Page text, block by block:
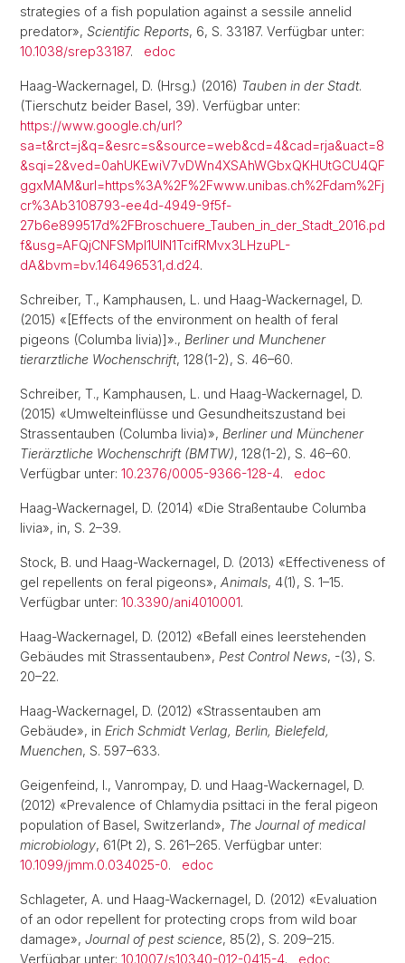
strategies of a fish population against a sessile annelid
predator», Scientific Reports, 6, S. 33187. Verfügbar unter:
10.1038/srep33187. edoc
Haag-Wackernagel, D. (Hrsg.) (2016) Tauben in der Stadt.
(Tierschutz beider Basel, 39). Verfügbar unter:
https://www.google.ch/url?
sa=t&rct=j&q=&esrc=s&source=web&cd=4&cad=rja&uact=8
&sqi=2&ved=0ahUKEwiV7vDWn4XSAhWGbxQKHUtGCU4QF
ggxMAM&url=https%3A%2F%2Fwww.unibas.ch%2Fdam%2Fj
cr%3Ab3108793-ee4d-4949-9f5f-
27b6e899517d%2FBroschuere_Tauben_in_der_Stadt_2016.pd
f&usg=AFQjCNFSMpl1UlN1TcifRMvx3LHzuPL-
dA&bvm=bv.146496531,d.d24.
Schreiber, T., Kamphausen, L. und Haag-Wackernagel, D.
(2015) «[Effects of the environment on health of feral
pigeons (Columba livia)]»., Berliner und Munchener
tierarztliche Wochenschrift, 128(1-2), S. 46–60.
Schreiber, T., Kamphausen, L. und Haag-Wackernagel, D.
(2015) «Umwelteinflüsse und Gesundheitszustand bei
Strassentauben (Columba livia)», Berliner und Münchener
Tierärztliche Wochenschrift (BMTW), 128(1-2), S. 46–60.
Verfügbar unter: 10.2376/0005-9366-128-4. edoc
Haag-Wackernagel, D. (2014) «Die Straßentaube Columba
livia», in, S. 2–39.
Stock, B. und Haag-Wackernagel, D. (2013) «Effectiveness of
gel repellents on feral pigeons», Animals, 4(1), S. 1–15.
Verfügbar unter: 10.3390/ani4010001.
Haag-Wackernagel, D. (2012) «Befall eines leerstehenden
Gebäudes mit Strassentauben», Pest Control News, -(3), S.
20–22.
Haag-Wackernagel, D. (2012) «Strassentauben am
Gebäude», in Erich Schmidt Verlag, Berlin, Bielefeld,
Muenchen, S. 597–633.
Geigenfeind, I., Vanrompay, D. und Haag-Wackernagel, D.
(2012) «Prevalence of Chlamydia psittaci in the feral pigeon
population of Basel, Switzerland», The Journal of medical
microbiology, 61(Pt 2), S. 261–265. Verfügbar unter:
10.1099/jmm.0.034025-0. edoc
Schlageter, A. und Haag-Wackernagel, D. (2012) «Evaluation
of an odor repellent for protecting crops from wild boar
damage», Journal of pest science, 85(2), S. 209–215.
Verfügbar unter: 10.1007/s10340-012-0415-4. edoc